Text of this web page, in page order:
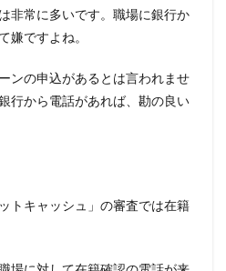
非常に多いです。職場に銀行か
嫌ですよね。
ンの申込があるとは言われませ
行から電話があれば、勘の良い
トキャッシュ」の審査では在籍